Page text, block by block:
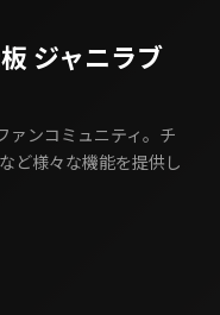
ジャニラブ
ァンコミュニティ。チ
ど様々な機能を提供し